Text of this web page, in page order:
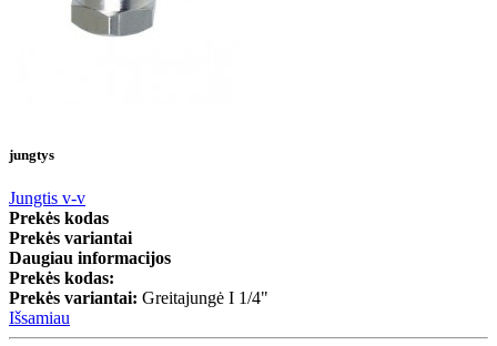
jungtys
Jungtis v-v
Prekės kodas
Prekės variantai
Daugiau informacijos
Prekės kodas:
Prekės variantai: Greitajungė I 1/4"
Išsamiau